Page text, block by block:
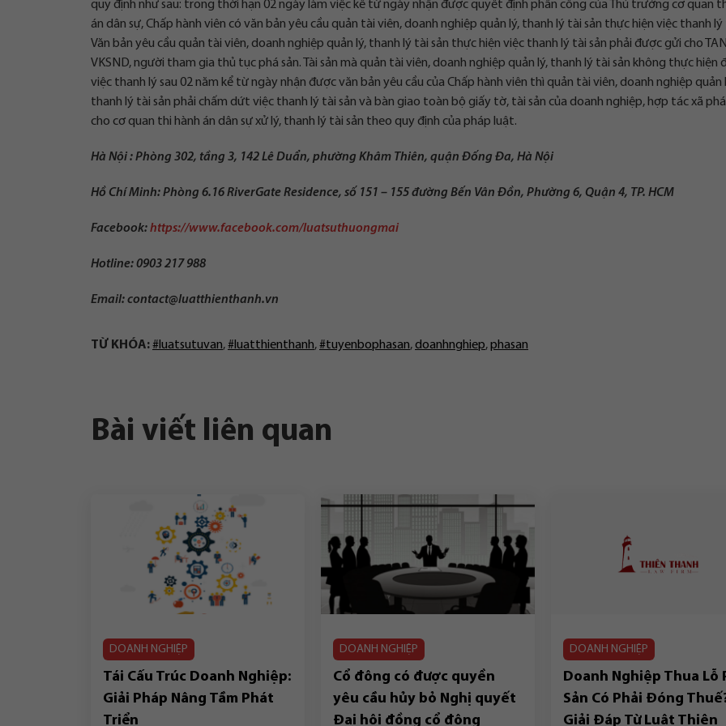
quy định như sau: trong thời hạn 02 ngày làm việc kể từ ngày nhận được quyết định phân công của Thủ trưởng cơ quan
án dân sự, Chấp hành viên có văn bản yêu cầu quản tài viên, doanh nghiệp quản lý, thanh lý tài sản thực hiện việc thanh lý
Văn bản yêu cầu quản tài viên, doanh nghiệp quản lý, thanh lý tài sản thực hiện việc thanh lý tài sản phải được gửi cho
VKSND, người tham gia thủ tục phá sản. Tài sản mà quản tài viên, doanh nghiệp quản lý, thanh lý tài sản không thực hiện
việc thanh lý sau 02 năm kể từ ngày nhận được văn bản yêu cầu của Chấp hành viên thì quản tài viên, doanh nghiệp quản
thanh lý tài sản phải chấm dứt việc thanh lý tài sản và bàn giao toàn bộ giấy tờ, tài sản của doanh nghiệp, hợp tác xã phá
cho cơ quan thi hành án dân sự xử lý, thanh lý tài sản theo quy định của pháp luật.
Hà Nội : Phòng 302, tầng 3, 142 Lê Duẩn, phường Khâm Thiên, quận Đống Đa, Hà Nội
Hồ Chí Minh: Phòng 6.16 RiverGate Residence, số 151 – 155 đường Bến Vân Đồn, Phường 6, Quận 4, TP. HCM
Facebook:https://www.facebook.com/luatsuthuongmai
Hotline: 0903 217 988
Email:contact@luatthienthanh.vn
TỪ KHÓA:#luatsutuvan,#luatthienthanh,#tuyenbophasan,doanhnghiep,phasan
Bài viết liên quan
DOANH NGHIỆP
Tái Cấu Trúc Doanh Nghiệp:
Giải Pháp Nâng Tầm Phát
Triển
DOANH NGHIỆP
Cổ đông có được quyền
yêu cầu hủy bỏ Nghị quyết
Đại hội đồng cổ đông
DOANH NGHIỆP
Doanh Nghiệp Thua Lỗ
Sản Có Phải Đóng
Giải Đáp Từ Luật Thiên